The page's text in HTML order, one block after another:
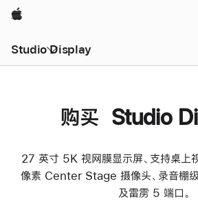
Apple
Studio Display
购买 Studio
27 英寸 5K 视网膜显示屏、支持桌上
像素 Center Stage 摄像头、录音棚级
及雷雳 5 端口。